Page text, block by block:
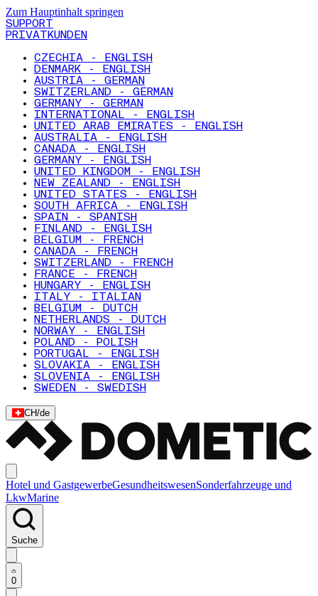
Zum Hauptinhalt springen
SUPPORT
PRIVATKUNDEN
CZECHIA - ENGLISH
DENMARK - ENGLISH
AUSTRIA - GERMAN
SWITZERLAND - GERMAN
GERMANY - GERMAN
INTERNATIONAL - ENGLISH
UNITED ARAB EMIRATES - ENGLISH
AUSTRALIA - ENGLISH
CANADA - ENGLISH
GERMANY - ENGLISH
UNITED KINGDOM - ENGLISH
NEW ZEALAND - ENGLISH
UNITED STATES - ENGLISH
SOUTH AFRICA - ENGLISH
SPAIN - SPANISH
FINLAND - ENGLISH
BELGIUM - FRENCH
CANADA - FRENCH
SWITZERLAND - FRENCH
FRANCE - FRENCH
HUNGARY - ENGLISH
ITALY - ITALIAN
BELGIUM - DUTCH
NETHERLANDS - DUTCH
NORWAY - ENGLISH
POLAND - POLISH
PORTUGAL - ENGLISH
SLOVAKIA - ENGLISH
SLOVENIA - ENGLISH
SWEDEN - SWEDISH
CH/de
Hotel und GastgewerbeGesundheitswesenSonderfahrzeuge und
LkwMarine
Suche
0